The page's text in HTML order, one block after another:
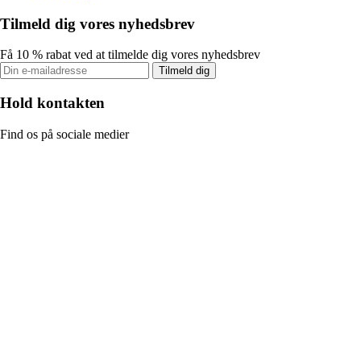
Tilmeld dig vores nyhedsbrev
Få 10 % rabat ved at tilmelde dig vores nyhedsbrev
Tilmeld dig
Hold kontakten
Find os på sociale medier